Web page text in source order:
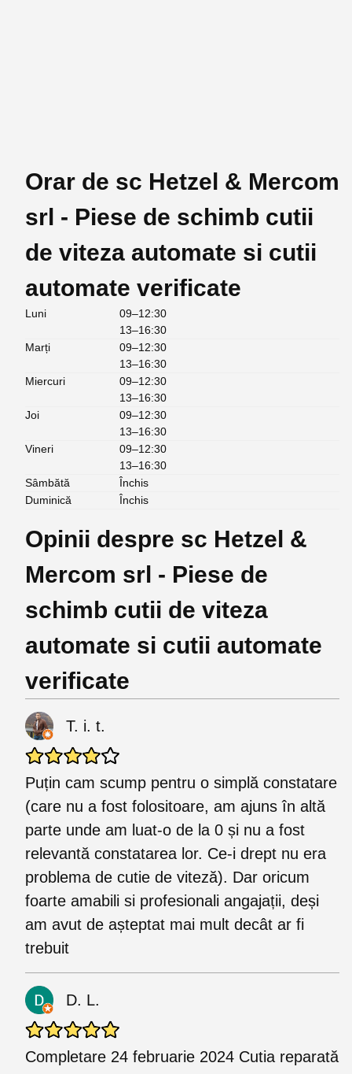
Orar de sc Hetzel & Mercom
srl - Piese de schimb cutii
de viteza automate si cutii
automate verificate
Luni
09–12:30
13–16:30
Marți
09–12:30
13–16:30
Miercuri
09–12:30
13–16:30
Joi
09–12:30
13–16:30
Vineri
09–12:30
13–16:30
Sâmbătă
Închis
Duminică
Închis
Opinii despre sc Hetzel &
Mercom srl - Piese de
schimb cutii de viteza
automate si cutii automate
verificate
T. i. t.
Puțin cam scump pentru o simplă constatare
(care nu a fost folositoare, am ajuns în altă
parte unde am luat-o de la 0 și nu a fost
relevantă constatarea lor. Ce-i drept nu era
problema de cutie de viteză). Dar oricum
foarte amabili si profesionali angajații, deși
am avut de așteptat mai mult decât ar fi
trebuit
D. L.
Completare 24 februarie 2024 Cutia reparată